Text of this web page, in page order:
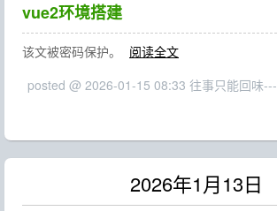
vue2环境搭建
该文被密码保护。
阅读全文
posted @ 2026-01-15 08:33 往事只能回味---
2026年1月13日